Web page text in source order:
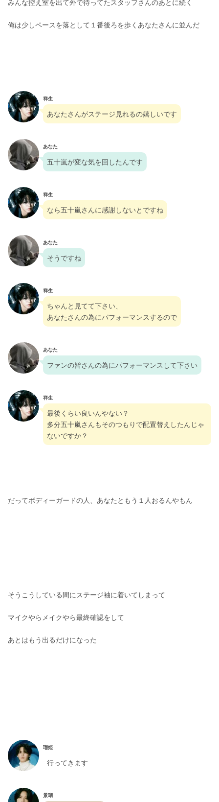
みんな控え室を出て外で待ってたスタッフさんのあとに続く
俺は少しペースを落として１番後ろを歩くあなたさんに並んだ
祥生
あなたさんがステージ見れるの嬉しいです
あなた
五十嵐が変な気を回したんです
祥生
なら五十嵐さんに感謝しないとですね
あなた
そうですね
祥生
ちゃんと見てて下さい、
あなたさんの為にパフォーマンスするので
あなた
ファンの皆さんの為にパフォーマンスして下さい
祥生
最後くらい良いんやない？
多分五十嵐さんもそのつもりで配置替えしたんじゃ
ないですか？
だってボディーガードの人、あなたともう１人おるんやもん
そうこうしている間にステージ袖に着いてしまって
マイクやらメイクやら最終確認をして
あとはもう出るだけになった
瑠姫
行ってきます
景瑚